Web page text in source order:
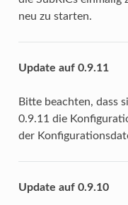
neu zu starten.
Update auf 0.9.11
Bitte beachten, dass
0.9.11 die
der
Update auf 0.9.10